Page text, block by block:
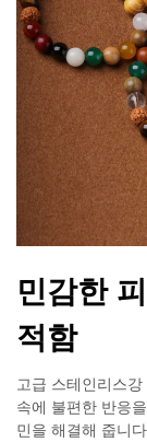
민감한
적함
고급 스테인리스
속에 불편한 반응
민을 해결해 줍니